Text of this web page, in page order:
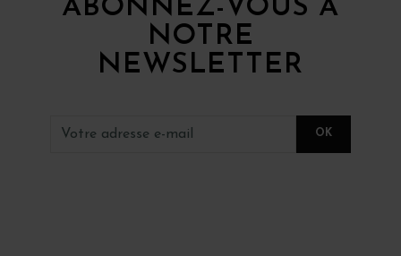
ABONNEZ-VOUS À
NOTRE
NEWSLETTER